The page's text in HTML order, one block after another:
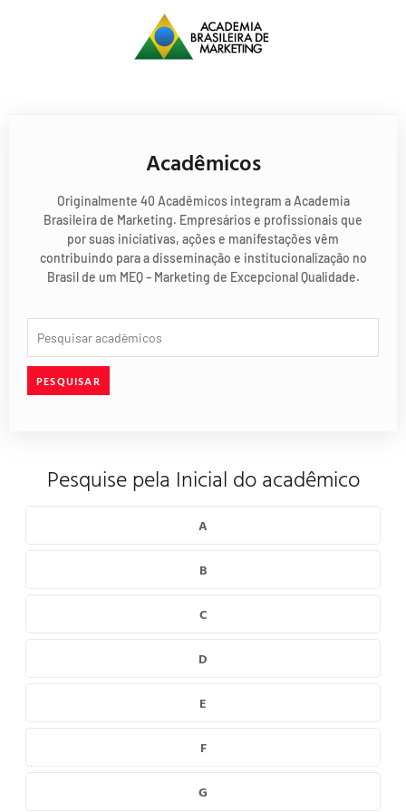
Acadêmicos
Originalmente 40 Acadêmicos integram a Academia
Brasileira de Marketing. Empresários e profissionais que
por suas iniciativas, ações e manifestações vêm
contribuindo para a disseminação e institucionalização no
Brasil de um MEQ – Marketing de Excepcional Qualidade.
PESQUISAR
Pesquise pela Inicial do acadêmico
A
B
C
D
E
F
G